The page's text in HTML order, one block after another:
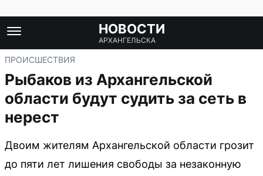
НОВОСТИ
АРХАНГЕЛЬСКА
ПРОИСШЕСТВИЯ
Рыбаков из Архангельской
области будут судить за сеть в
нерест
Двоим жителям Архангельской области грозит
до пяти лет лишения свободы за незаконную